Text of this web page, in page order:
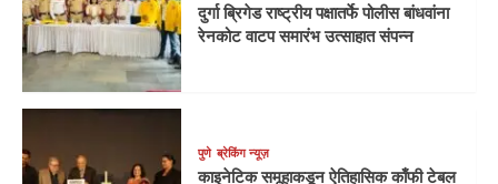
दुर्गा ब्रिगेड राष्ट्रीय पक्षातर्फे पोलीस बांधवांना
रेनकोट वाटप समारंभ उत्साहात संपन्न
पुणे ब्रेकिंग न्यूज़
काइनेटिक समूहाकडून ऐतिहासिक काँफी टेबल